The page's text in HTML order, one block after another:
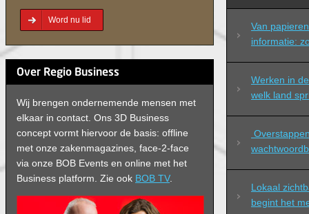
Word nu lid
Over Regio Business
Wij brengen ondernemende mensen met
elkaar in contact. Ons 3D Business
concept vormt hiervoor de basis: offline
met onze zakenmagazines, face-2-face
via onze BOB Events en online met het
Business platform. Zie ook BOB TV.
Van
informatie:
Werken in
welk land
Lokaal
begint het